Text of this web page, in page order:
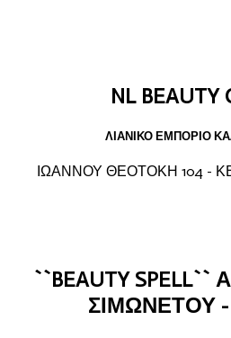
NL BEAUTY
ΛΙΑΝΙΚΟ ΕΜΠΟΡΙΟ
ΙΩΑΝΝΟΥ ΘΕΟΤΟΚΗ 104 -
``BEAUTY
ΣΙΜΩΝΕΤΟΥ